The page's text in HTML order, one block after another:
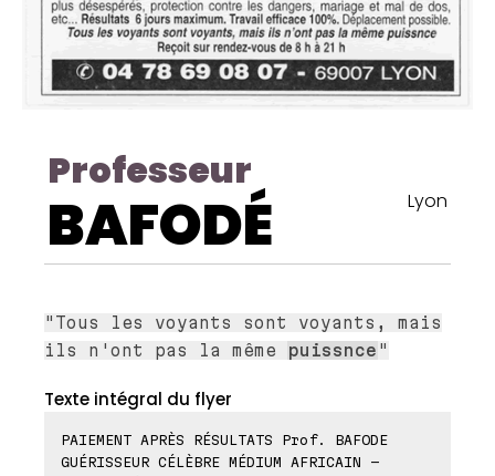
Professeur
BAFODÉ Lyon
"Tous les voyants sont voyants, mais
ils n'ont pas la même
puissnce "
Texte intégral du flyer
PAIEMENT APRÈS RÉSULTATS Prof. BAFODE
GUÉRISSEUR CÉLÈBRE MÉDIUM AFRICAIN -